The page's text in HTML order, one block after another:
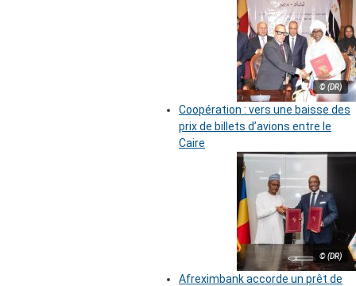
© (DR)
Coopération : vers une baisse des
prix de billets d’avions entre le
Caire
© (DR)
Afreximbank accorde un prêt de